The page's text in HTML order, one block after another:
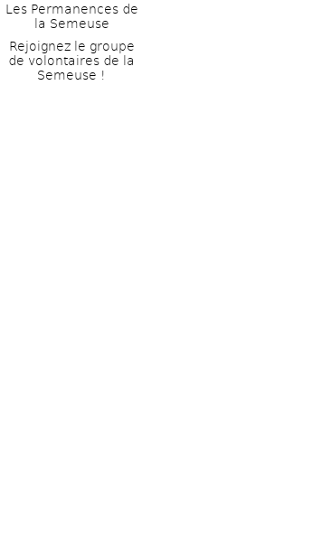
Les Permanences de
la Semeuse
Rejoignez le groupe
de volontaires de la
Semeuse !